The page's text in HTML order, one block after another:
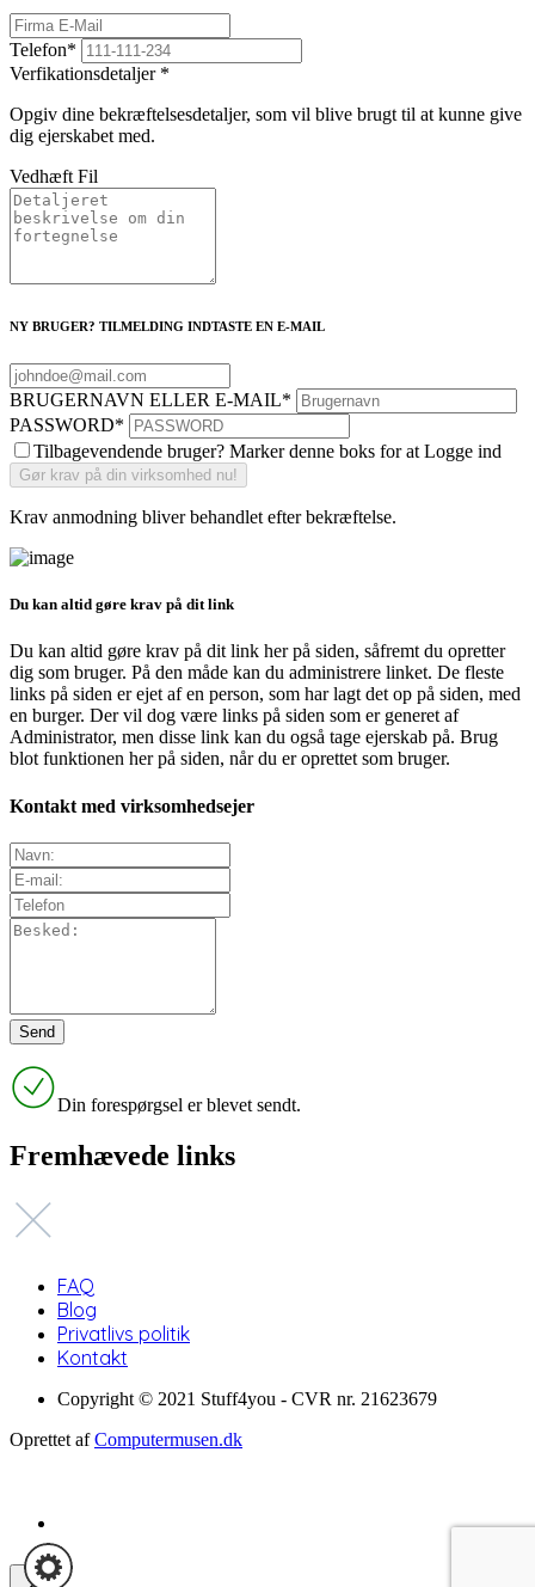
Telefon*
Verfikationsdetaljer *
Opgiv dine bekræftelsesdetaljer, som vil blive brugt til at kunne give
dig ejerskabet med.
Vedhæft Fil
NY BRUGER? TILMELDING INDTASTE EN E-MAIL
BRUGERNAVN ELLER E-MAIL*
PASSWORD*
Tilbagevendende bruger? Marker denne boks for at Logge ind
Krav anmodning bliver behandlet efter bekræftelse.
Du kan altid gøre krav på dit link
Du kan altid gøre krav på dit link her på siden, såfremt du opretter
dig som bruger. På den måde kan du administrere linket. De fleste
links på siden er ejet af en person, som har lagt det op på siden, med
en burger. Der vil dog være links på siden som er generet af
Administrator, men disse link kan du også tage ejerskab på. Brug
blot funktionen her på siden, når du er oprettet som bruger.
Kontakt med virksomhedsejer
Din forespørgsel er blevet sendt.
Fremhævede links
FAQ
Blog
Privatlivs politik
Kontakt
Copyright © 2021 Stuff4you - CVR nr. 21623679
Oprettet afComputermusen.dk